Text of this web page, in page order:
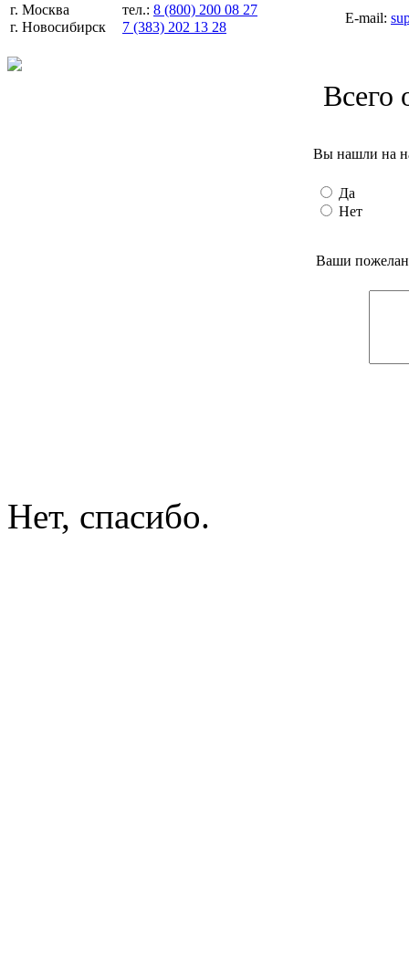
г. Москва
г. Новосибирск
тел.: 8 (800) 200 08 27
7 (383) 202 13 28
E-mail:
Всего
Вы нашли на
Да
Нет
Ваши
Нет, спасибо.